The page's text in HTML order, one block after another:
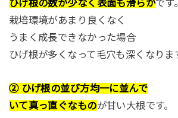
ひげ根の数が少なく表面も滑らかです。
栽培環境があまり良くなく
うまく成長できなかった場合
ひげ根が多くなって毛穴も深くなりま
② ひげ根の並び方均一に並んで
いて真っ直ぐなものが甘い大根です。